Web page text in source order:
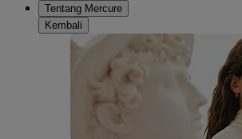
Tentang Mercure
Kembali